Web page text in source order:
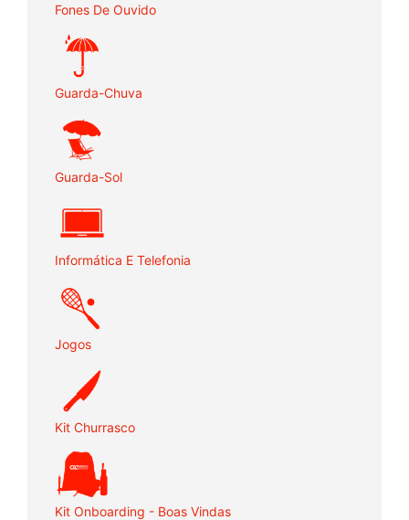
Fones De Ouvido
Guarda-Chuva
Guarda-Sol
Informática E Telefonia
Jogos
Kit Churrasco
Kit Onboarding - Boas Vindas